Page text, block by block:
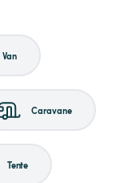
Van
Caravane
Tente